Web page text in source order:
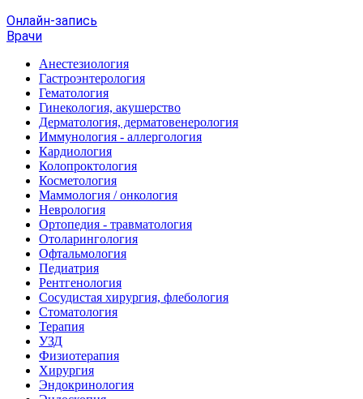
Онлайн-запись
Врачи
Анестезиология
Гастроэнтерология
Гематология
Гинекология, акушерство
Дерматология, дерматовенерология
Иммунология - аллергология
Кардиология
Колопроктология
Косметология
Маммология / онкология
Неврология
Ортопедия - травматология
Отоларингология
Офтальмология
Педиатрия
Рентгенология
Сосудистая хирургия, флебология
Стоматология
Терапия
УЗД
Физиотерапия
Хирургия
Эндокринология